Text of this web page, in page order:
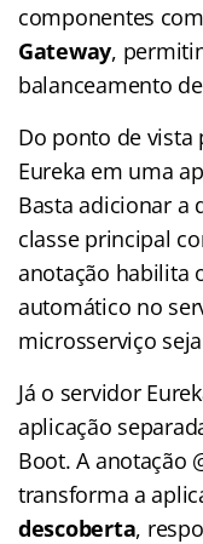
componentes
Gateway,
balanceamento
Do ponto de
Eureka em uma
Basta adicionar a
classe principal
anotação habilita
automático no
microsserviço
Já o servidor
aplicação
Boot. A anotação
transforma a
descoberta,